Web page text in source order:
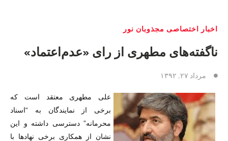
اخبار اختصاصی مجذوبان نور
ناگفته‌های مطهری از رای «عدم‌اعتماد»
مرداد ۲۷, ۱۳۹۲
علی مطهری معتقد است که
برخی از نمایندگان به “اسناد
محرمانه” دسترسی داشته و این
نشان از همکاری برخی نهادها با